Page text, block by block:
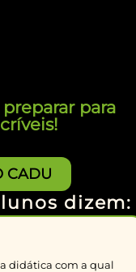
para
CADU
dizem:
didática com a qual